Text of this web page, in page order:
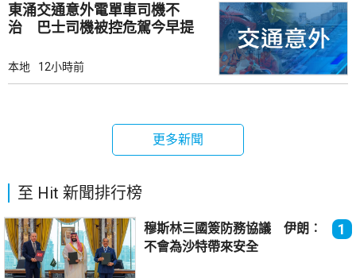
東涌交通意外電單車司機不
治 巴士司機被控危駕今早提
本地 12小時前
更多新聞
至 Hit 新聞排行榜
穆斯林三國簽防務協議 伊朗︰
不會為沙特帶來安全
1